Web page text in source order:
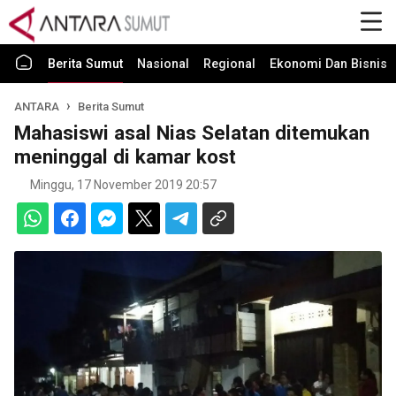
Berita Sumut Nasional Regional Ekonomi Dan Bisnis
ANTARA Berita Sumut
Mahasiswi asal Nias Selatan ditemukan
meninggal di kamar kost
Minggu, 17 November 2019 20:57